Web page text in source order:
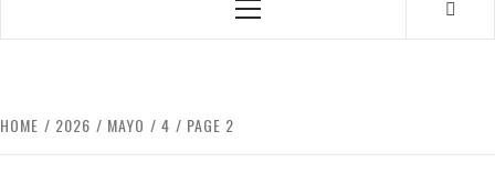
Primary
HOME 2026 MAYO 4 PAGE 2